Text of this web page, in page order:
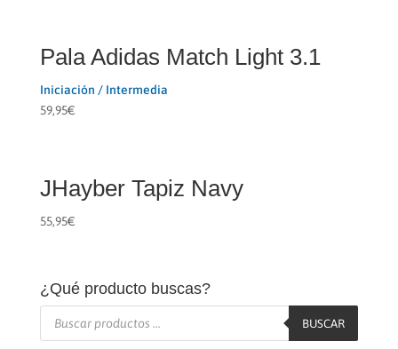
Pala Adidas Match Light 3.1
Iniciación / Intermedia
59,95€
JHayber Tapiz Navy
55,95€
¿Qué producto buscas?
Búsqueda
productos
BUSCAR